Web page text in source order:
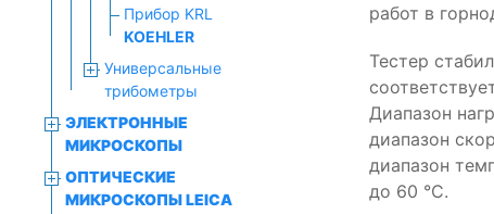
Прибор KRL
KOEHLER
Универсальные
трибометры
ЭЛЕКТРОННЫЕ
МИКРОСКОПЫ
ОПТИЧЕСКИЕ
МИКРОСКОПЫ LEICA
работ в
Тестер
Диапазон
диапазон
диапазон
до 60 °C.